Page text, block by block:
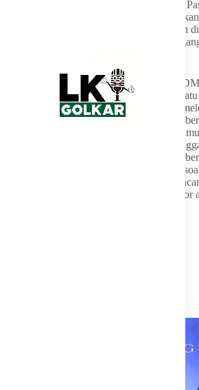
distribusi, dan logistik internal perusahaan.
dijamin pemerintah harus dapat
ketersediaan batu bara yang siap digunakan
pembangkit sehingga tidak menimbulkan
“Kami mengapresiasi langkah Menteri
Minerba yang telah memastikan pasokan
dan memberikan penugasan yang bahkan
PLN. Karena itu, secara teknis PLN harus
cepat menyelesaikan persoalannya sendiri,
manajemen kontrak, distribusi, logistik,
operasional pembangkit. Masyarakat tentu
lagi pemadaman yang disebabkan oleh
sebenarnya dapat diantisipasi melalui
manajemen yang lebih baik,” tutup legislator